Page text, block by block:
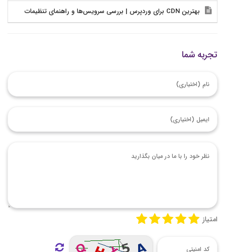
بهترین CDN برای وردپرس | بررسی سرویس‌ها و راهنمای تنظیمات
تجربه شما
امتیاز